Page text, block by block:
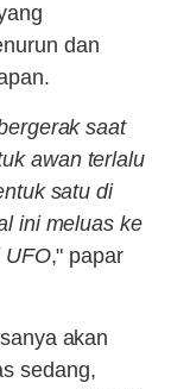
dan
saat
awan terlalu
satu di
ini meluas ke
UFO," papar
akan
sedang,